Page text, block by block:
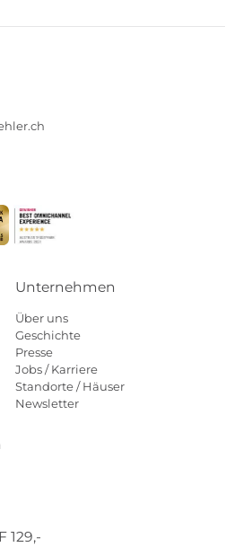
Unternehmen
Über uns
Geschichte
Presse
Jobs / Karriere
Standorte / Häuser
Newsletter
129,-